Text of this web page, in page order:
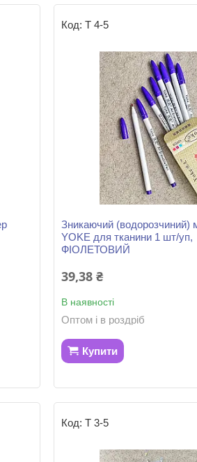
Т 4-5
Зникаючий (водорозчиний)
YOKE для тканини 1 шт/уп,
ФІОЛЕТОВИЙ
39,38 ₴
В наявності
Оптом і в роздріб
Купити
Т 3-5